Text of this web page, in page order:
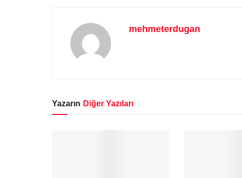
mehmeterdugan
Yazarın Diğer Yazıları